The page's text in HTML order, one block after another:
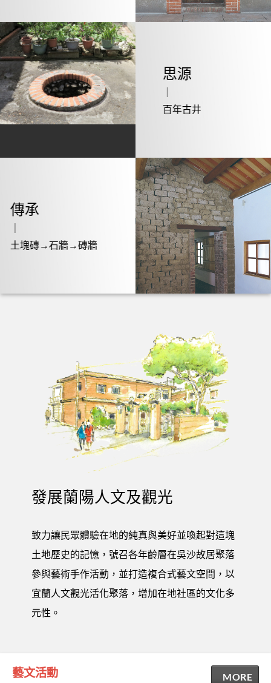
思源
百年古井
傳承
土塊磚→石牆→磚牆
發展蘭陽人文及觀光
致力讓民眾體驗在地的純真與美好並喚起對這塊
土地歷史的記憶，號召各年齡層在吳沙故居聚落
參與藝術手作活動，並打造複合式藝文空間，以
宜蘭人文觀光活化聚落，增加在地社區的文化多
元性。
藝文活動 MORE